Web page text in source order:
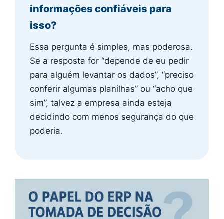
informações confiáveis para
isso?
Essa pergunta é simples, mas poderosa.
Se a resposta for “depende de eu pedir
para alguém levantar os dados”, “preciso
conferir algumas planilhas” ou “acho que
sim”, talvez a empresa ainda esteja
decidindo com menos segurança do que
poderia.